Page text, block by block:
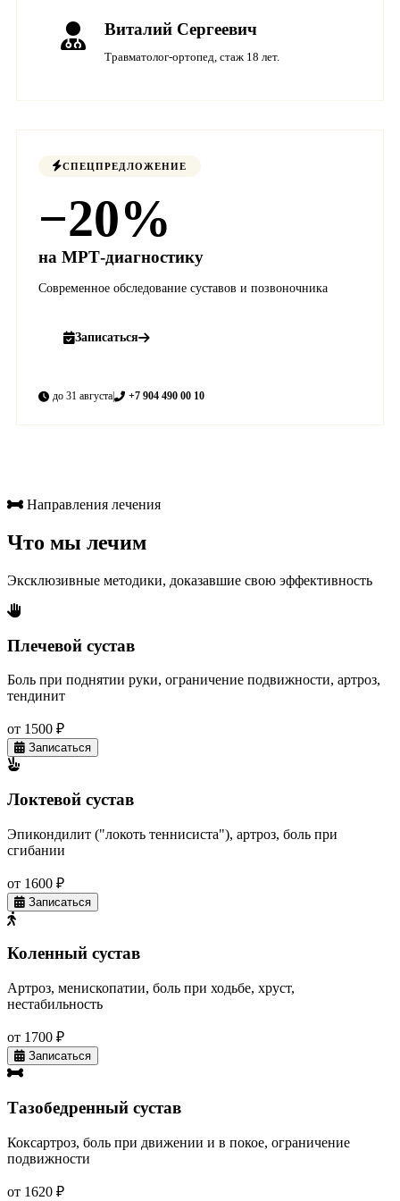
Виталий Сергеевич
Травматолог-ортопед, стаж 18 лет.
СПЕЦПРЕДЛОЖЕНИЕ
−20%
на МРТ-диагностику
Современное обследование суставов и позвоночника
Записаться
до 31 августа +7 904 490 00 10
Направления лечения
Что мы лечим
Эксклюзивные методики, доказавшие свою эффективность
Плечевой сустав
Боль при поднятии руки, ограничение подвижности, артроз,
тендинит
от 1500 ₽
Записаться
Локтевой сустав
Эпикондилит ("локоть теннисиста"), артроз, боль при
сгибании
от 1600 ₽
Записаться
Коленный сустав
Артроз, менископатии, боль при ходьбе, хруст,
нестабильность
от 1700 ₽
Записаться
Тазобедренный сустав
Коксартроз, боль при движении и в покое, ограничение
подвижности
от 1620 ₽